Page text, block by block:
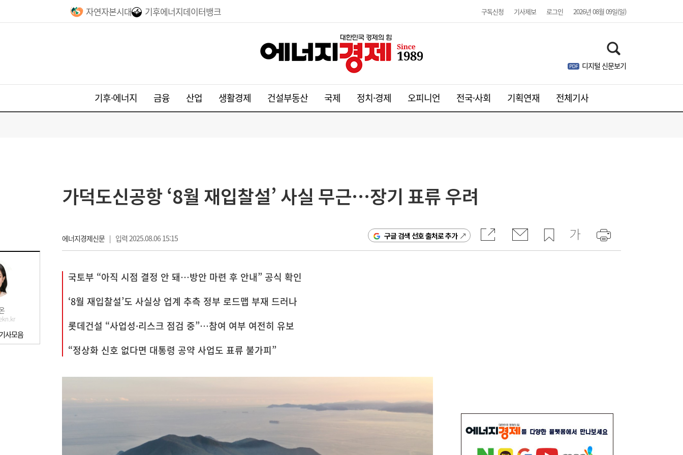
자연자본시대 기후에너지데이터뱅크 구독신청 기사제보 로그인 2026년 08월 09일(일)
디지털 신문보기
기후·에너지 금융 산업 생활경제 건설부동산 국제 정치·경제 오피니언 전국·사회 기획연재 전체기사
사모음
가덕도신공항 ‘8월 재입찰설’ 사실 무근…장기 표류 우려
에너지경제신문| 입력 2025.08.06 15:15 구글 검색 선호 출처로 추가
국토부 “아직 시점 결정 안 돼…방안 마련 후 안내” 공식 확인
‘8월 재입찰설’도 사실상 업계 추측 정부 로드맵 부재 드러나
롯데건설 “사업성·리스크 점검 중”…참여 여부 여전히 유보
“정상화 신호 없다면 대통령 공약 사업도 표류 불가피”
[송윤주의 부동산생태계] 첫발 뗀 ‘적금주
택’…주거사다리 기능할까